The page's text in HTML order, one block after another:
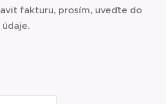
fakturu, prosím, uveďte do